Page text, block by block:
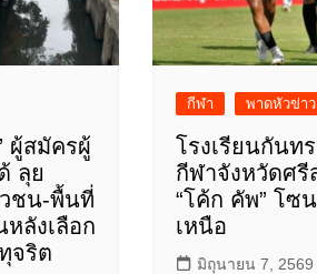
ผู้สมัครผู้
ลุย
ชน-พื้นที่
หลังเลือก
จริต
กีฬา พาดหัวข่าว
โรงเรียนกันท
กีฬาจังหวัดศรี
“โค้ก คัพ” โซ
เหนือ
มิถุนายน 7, 2569